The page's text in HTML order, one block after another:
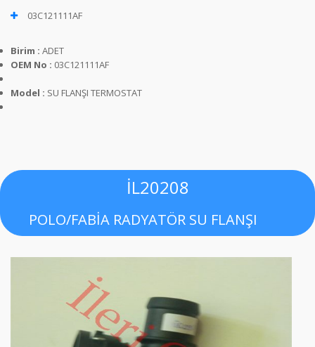
03C121111AF
Birim : ADET
OEM No : 03C121111AF
Model : SU FLANŞI TERMOSTAT
İL20208
POLO/FABİA RADYATÖR SU FLANŞI